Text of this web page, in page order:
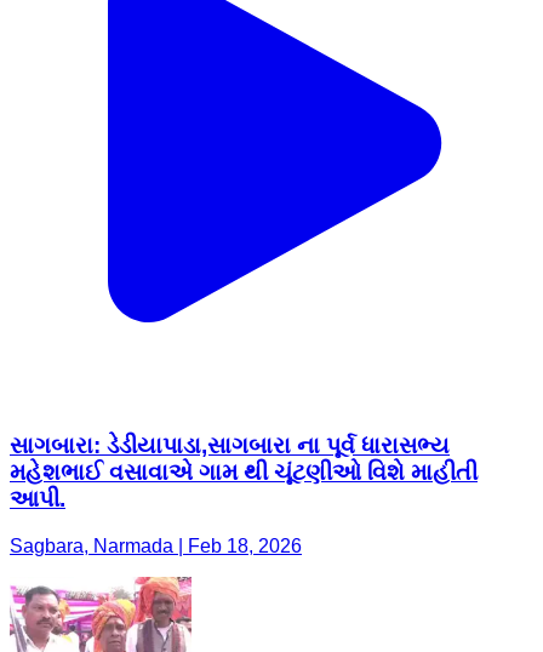
સાગબારા: ડેડીયાપાડા,સાગબારા ના પૂર્વ ધારાસભ્ય
મહેશભાઈ વસાવાએ ગામ થી ચૂંટણીઓ વિશે માહીતી
આપી.
Sagbara, Narmada | Feb 18, 2026